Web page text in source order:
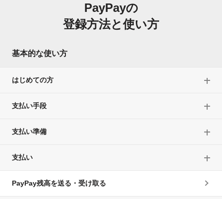
PayPayの
登録方法と使い方
基本的な使い方
はじめての方
支払い手段
支払い準備
支払い
PayPay残高を送る・受け取る